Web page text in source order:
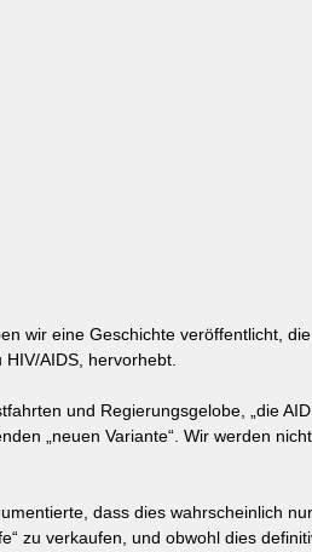
wir eine Geschichte veröffentlicht,
AIDS, hervorhebt.
und Regierungsgelobe, „die
„neuen Variante“. Wir werden
dass dies wahrscheinlich
zu verkaufen, und obwohl dies